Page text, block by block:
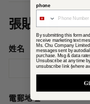
張貼留言
姓名
電郵地址
phone
By submitting this form
receive marketing text
Ms. Chu Company
messages sent by
purchase. Msg & data
Unsubscribe at any time
unsubscribe link (where